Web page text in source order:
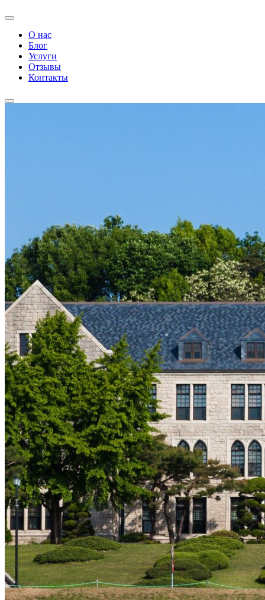
О нас
Блог
Услуги
Отзывы
Контакты